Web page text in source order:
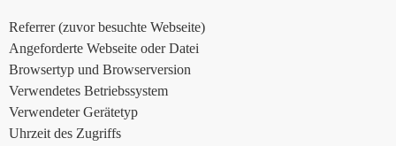
Referrer (zuvor besuchte Webseite)
Angeforderte Webseite oder Datei
Browsertyp und Browserversion
Verwendetes Betriebssystem
Verwendeter Gerätetyp
Uhrzeit des Zugriffs